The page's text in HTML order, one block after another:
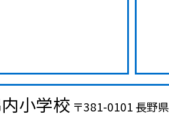
小学校 〒381-0101 長野